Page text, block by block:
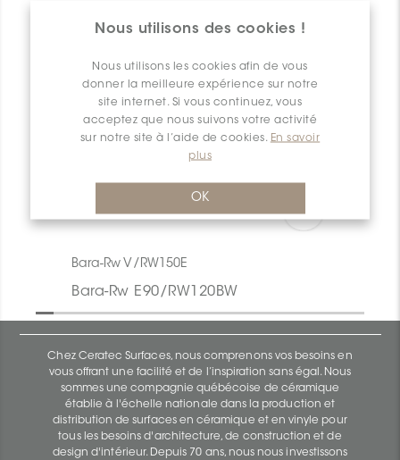
Nous utilisons des cookies !
Nous utilisons les cookies afin de vous
donner la meilleure expérience sur notre
site internet. Si vous continuez, vous
acceptez que nous suivons votre activité
sur notre site à l’aide de cookies. En savoir
plus
OK
APERÇU DES PRODUITS
Bara-Rw V/RW150E
Bara-Rw E90/RW120BW
Chez Ceratec Surfaces, nous comprenons vos besoins en
vous offrant une facilité et de l’inspiration sans égal. Nous
sommes une compagnie québécoise de céramique
établie à l'échelle nationale dans la production et
distribution de surfaces en céramique et en vinyle pour
tous les besoins d'architecture, de construction et de
design d'intérieur. Depuis 70 ans, nous nous investissons